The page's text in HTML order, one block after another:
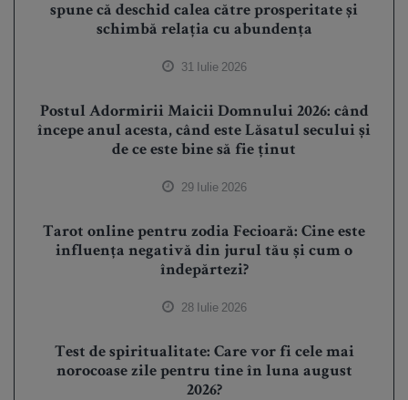
spune că deschid calea către prosperitate și
schimbă relația cu abundența
31 Iulie 2026
Postul Adormirii Maicii Domnului 2026: când
începe anul acesta, când este Lăsatul secului și
de ce este bine să fie ținut
29 Iulie 2026
Tarot online pentru zodia Fecioară: Cine este
influența negativă din jurul tău și cum o
îndepărtezi?
28 Iulie 2026
Test de spiritualitate: Care vor fi cele mai
norocoase zile pentru tine în luna august
2026?